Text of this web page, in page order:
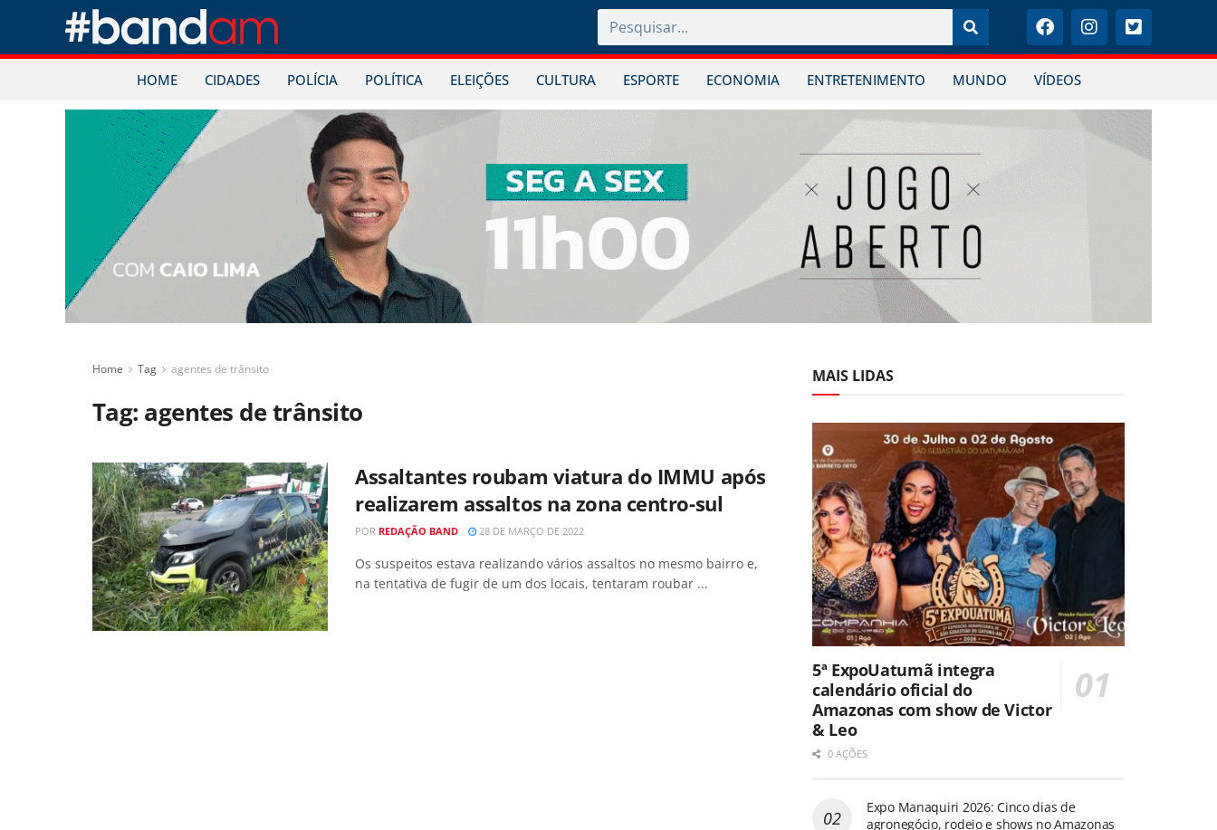
HOME CIDADES POLÍCIA POLÍTICA ELEIÇÕES CULTURA ESPORTE ECONOMIA ENTRETENIMENTO MUNDO VÍDEOS
Home Tag agentes de trânsito
Tag: agentes de trânsito
Assaltantes roubam viatura do IMMU após
realizarem assaltos na zona centro-sul
POR REDAÇÃO BAND 28 DE MARÇO DE 2022
Os suspeitos estava realizando vários assaltos no mesmo bairro e,
na tentativa de fugir de um dos locais, tentaram roubar ...
MAIS LIDAS
5ª ExpoUatumã integra
calendário oficial do
Amazonas com show de Victor
& Leo
0 AÇÕES
Expo Manaquiri 2026: Cinco dias de
agronegócio, rodeio e shows no Amazonas